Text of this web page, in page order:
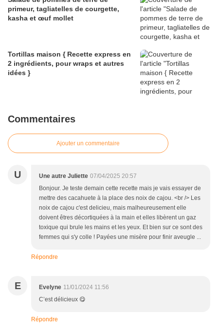
primeur, tagliatelles de courgette,
kasha et œuf mollet
Tortillas maison { Recette express en
2 ingrédients, pour wraps et autres
idées }
Commentaires
Ajouter un commentaire
U Une autre Juliette 07/04/2025 20:57
Bonjour. Je teste demain cette recette mais je vais essayer de
mettre des cacahuete à la place des noix de cajou. <br /> Les
noix de cajou c'est delicieu, mais malheureusement elle
doivent êtres décortiquées à la main et elles libèrent un gaz
toxique qui brule les mains et les yeux. Et bien sur ce sont des
femmes qui s'y colle ! Payées une misère pour finir aveugle ...
Répondre
E Evelyne 11/01/2024 11:56
C’est délicieux 😋
Répondre